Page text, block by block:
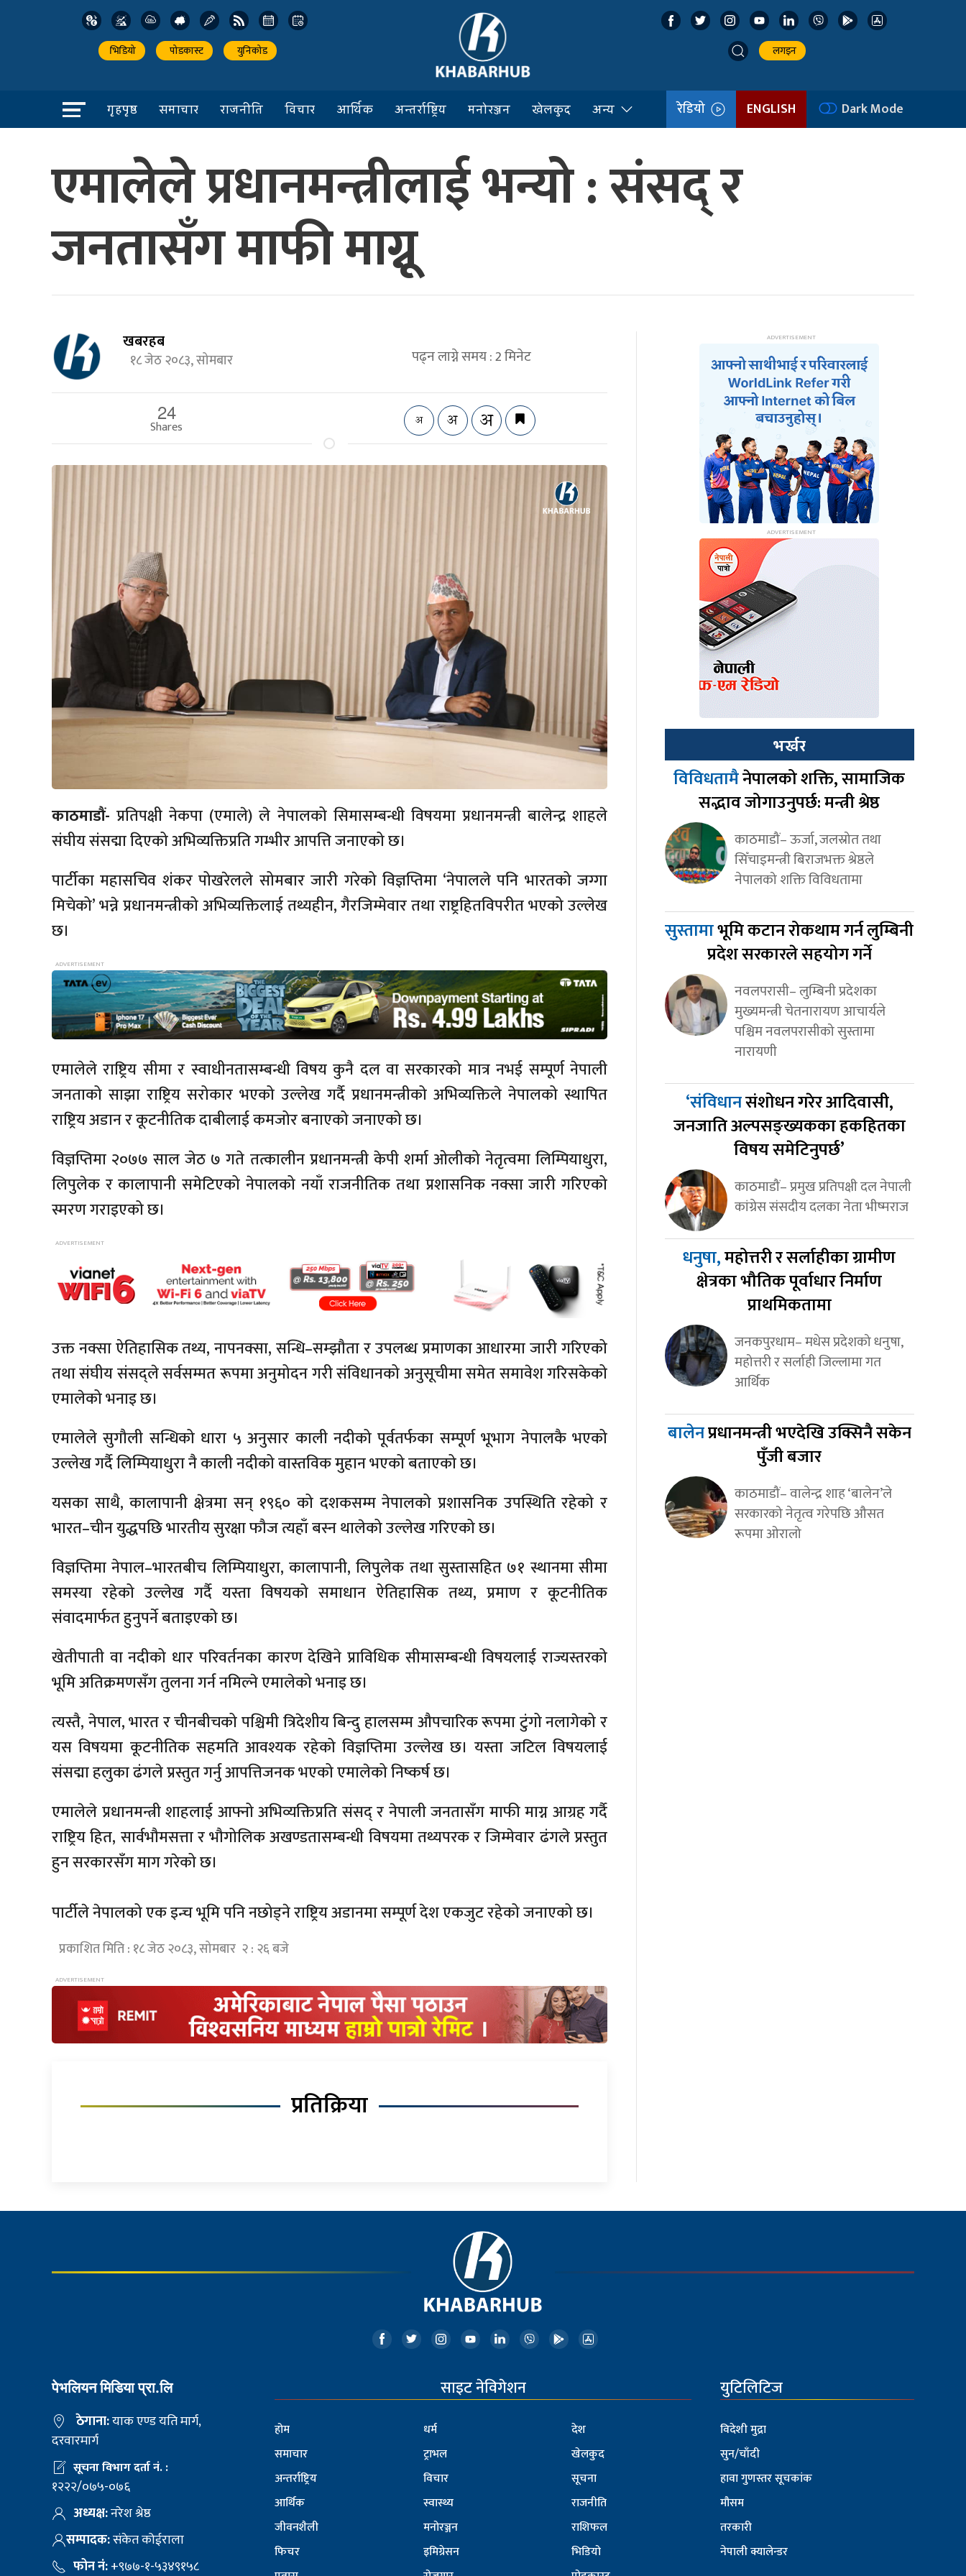
भिडियो पोडकास्ट युनिकोड लगइन
गृहपृष्ठ समाचार राजनीति विचार आर्थिक अन्तर्राष्ट्रिय मनोरञ्जन खेलकुद अन्य रेडियो ENGLISH Dark Mode
एमालेले प्रधानमन्त्रीलाई भन्यो : संसद् र
जनतासँग माफी माग्नू
खबरहब
१८ जेठ २०८३, सोमबार पढ्न लाग्ने समय :2मिनेट
24
Shares
काठमाडौं- प्रतिपक्षी नेकपा (एमाले) ले नेपालको सिमासम्बन्धी विषयमा प्रधानमन्त्री बालेन्द्र शाहले
संघीय संसद्मा दिएको अभिव्यक्तिप्रति गम्भीर आपत्ति जनाएको छ।
पार्टीका महासचिव शंकर पोखरेलले सोमबार जारी गरेको विज्ञप्तिमा ‘नेपालले पनि भारतको जग्गा
मिचेको’ भन्ने प्रधानमन्त्रीको अभिव्यक्तिलाई तथ्यहीन, गैरजिम्मेवार तथा राष्ट्रहितविपरीत भएको उल्लेख
छ।
एमालेले राष्ट्रिय सीमा र स्वाधीनतासम्बन्धी विषय कुनै दल वा सरकारको मात्र नभई सम्पूर्ण नेपाली
जनताको साझा राष्ट्रिय सरोकार भएको उल्लेख गर्दै प्रधानमन्त्रीको अभिव्यक्तिले नेपालको स्थापित
राष्ट्रिय अडान र कूटनीतिक दाबीलाई कमजोर बनाएको जनाएको छ।
विज्ञप्तिमा २०७७ साल जेठ ७ गते तत्कालीन प्रधानमन्त्री केपी शर्मा ओलीको नेतृत्वमा लिम्पियाधुरा,
लिपुलेक र कालापानी समेटिएको नेपालको नयाँ राजनीतिक तथा प्रशासनिक नक्सा जारी गरिएको
स्मरण गराइएको छ।
उक्त नक्सा ऐतिहासिक तथ्य, नापनक्सा, सन्धि–सम्झौता र उपलब्ध प्रमाणका आधारमा जारी गरिएको
तथा संघीय संसद्ले सर्वसम्मत रूपमा अनुमोदन गरी संविधानको अनुसूचीमा समेत समावेश गरिसकेको
एमालेको भनाइ छ।
एमालेले सुगौली सन्धिको धारा ५ अनुसार काली नदीको पूर्वतर्फका सम्पूर्ण भूभाग नेपालकै भएको
उल्लेख गर्दै लिम्पियाधुरा नै काली नदीको वास्तविक मुहान भएको बताएको छ।
यसका साथै, कालापानी क्षेत्रमा सन् १९६० को दशकसम्म नेपालको प्रशासनिक उपस्थिति रहेको र
भारत–चीन युद्धपछि भारतीय सुरक्षा फौज त्यहाँ बस्न थालेको उल्लेख गरिएको छ।
विज्ञप्तिमा नेपाल–भारतबीच लिम्पियाधुरा, कालापानी, लिपुलेक तथा सुस्तासहित ७१ स्थानमा सीमा
समस्या रहेको उल्लेख गर्दै यस्ता विषयको समाधान ऐतिहासिक तथ्य, प्रमाण र कूटनीतिक
संवादमार्फत हुनुपर्ने बताइएको छ।
खेतीपाती वा नदीको धार परिवर्तनका कारण देखिने प्राविधिक सीमासम्बन्धी विषयलाई राज्यस्तरको
भूमि अतिक्रमणसँग तुलना गर्न नमिल्ने एमालेको भनाइ छ।
त्यस्तै, नेपाल, भारत र चीनबीचको पश्चिमी त्रिदेशीय बिन्दु हालसम्म औपचारिक रूपमा टुंगो नलागेको र
यस विषयमा कूटनीतिक सहमति आवश्यक रहेको विज्ञप्तिमा उल्लेख छ। यस्ता जटिल विषयलाई
संसद्मा हलुका ढंगले प्रस्तुत गर्नु आपत्तिजनक भएको एमालेको निष्कर्ष छ।
एमालेले प्रधानमन्त्री शाहलाई आफ्नो अभिव्यक्तिप्रति संसद् र नेपाली जनतासँग माफी माग्न आग्रह गर्दै
राष्ट्रिय हित, सार्वभौमसत्ता र भौगोलिक अखण्डतासम्बन्धी विषयमा तथ्यपरक र जिम्मेवार ढंगले प्रस्तुत
हुन सरकारसँग माग गरेको छ।
पार्टीले नेपालको एक इन्च भूमि पनि नछोड्ने राष्ट्रिय अडानमा सम्पूर्ण देश एकजुट रहेको जनाएको छ।
प्रकाशित मिति : १८ जेठ २०८३, सोमबार २ : २६ बजे
प्रतिक्रिया
भर्खर
विविधतामैनेपालको शक्ति, सामाजिक
सद्भाव जोगाउनुपर्छ: मन्त्री श्रेष्ठ
काठमाडौं– ऊर्जा, जलस्रोत तथा
सिँचाइमन्त्री बिराजभक्त श्रेष्ठले
नेपालको शक्ति विविधतामा
सुस्तामाभूमि कटान रोकथाम गर्न लुम्बिनी
प्रदेश सरकारले सहयोग गर्ने
नवलपरासी– लुम्बिनी प्रदेशका
मुख्यमन्त्री चेतनारायण आचार्यले
पश्चिम नवलपरासीको सुस्तामा
नारायणी
‘संविधानसंशोधन गरेर आदिवासी,
जनजाति अल्पसङ्ख्यकका हकहितका
विषय समेटिनुपर्छ’
काठमाडौं– प्रमुख प्रतिपक्षी दल नेपाली
कांग्रेस संसदीय दलका नेता भीष्मराज
धनुषा,महोत्तरी र सर्लाहीका ग्रामीण
क्षेत्रका भौतिक पूर्वाधार निर्माण
प्राथमिकतामा
जनकपुरधाम– मधेस प्रदेशको धनुषा,
महोत्तरी र सर्लाही जिल्लामा गत
आर्थिक
बालेनप्रधानमन्त्री भएदेखि उक्सिनै सकेन
पुँजी बजार
काठमाडौं– वालेन्द्र शाह ‘बालेन’ले
सरकारको नेतृत्व गरेपछि औसत
रूपमा ओरालो
पेभलियन मिडिया प्रा.लि
ठेगाना:याक एण्ड यति मार्ग,
दरवारमार्ग
सूचना विभाग दर्ता नं. :
१२२२/०७५-०७६
अध्यक्ष:नरेश श्रेष्ठ
सम्पादक:संकेत कोईराला
फोन नं:+९७७-१-५३४९१५८
साइट नेविगेशन
होम
समाचार
अन्तर्राष्ट्रिय
आर्थिक
जीवनशैली
फिचर
धर्म
ट्राभल
विचार
स्वास्थ्य
मनोरञ्जन
इमिग्रेसन
देश
खेलकुद
सूचना
राजनीति
राशिफल
भिडियो
युटिलिटिज
विदेशी मुद्रा
सुन/चाँदी
हावा गुणस्तर सूचकांक
मौसम
तरकारी
नेपाली क्यालेन्डर